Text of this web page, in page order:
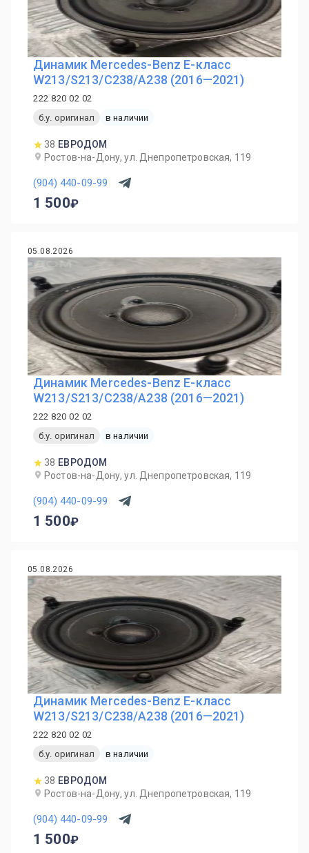
Динамик Mercedes-Benz E-класс
W213/S213/C238/A238 (2016—2021)
222 820 02 02
б.у. оригинал
в наличии
38 ЕВРОДОМ
Ростов-на-Дону, ул. Днепропетровская, 119
(904) 440-09-99
1 500
05.08.2026
Динамик Mercedes-Benz E-класс
W213/S213/C238/A238 (2016—2021)
222 820 02 02
б.у. оригинал
в наличии
38 ЕВРОДОМ
Ростов-на-Дону, ул. Днепропетровская, 119
(904) 440-09-99
1 500
05.08.2026
Динамик Mercedes-Benz E-класс
W213/S213/C238/A238 (2016—2021)
222 820 02 02
б.у. оригинал
в наличии
38 ЕВРОДОМ
Ростов-на-Дону, ул. Днепропетровская, 119
(904) 440-09-99
1 500